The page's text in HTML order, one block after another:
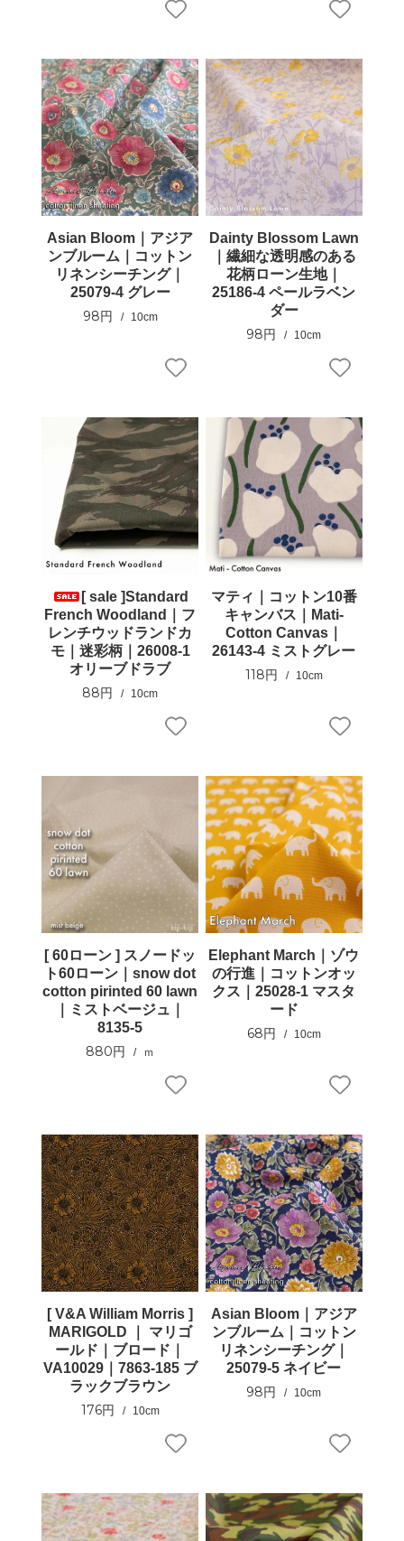
Asian Bloom｜アジア
ンブルーム｜コットン
リネンシーチング｜
25079-4 グレー
98円 10cm
Dainty Blossom Lawn
｜繊細な透明感のある
花柄ローン生地｜
25186-4 ペールラベン
ダー
98円 10cm
[ sale ]Standard
French Woodland｜フ
レンチウッドランドカ
モ｜迷彩柄｜26008-1
オリーブドラブ
88円 10cm
マティ｜コットン10番
キャンバス｜Mati-
Cotton Canvas｜
26143-4 ミストグレー
118円 10cm
[ 60ローン ] スノードッ
ト60ローン｜snow dot
cotton pirinted 60 lawn
｜ミストベージュ｜
8135-5
880円 ｍ
Elephant March｜ゾウ
の行進｜コットンオッ
クス｜25028-1 マスタ
ード
68円 10cm
[ V&A William Morris ]
MARIGOLD ｜ マリゴ
ールド｜ブロード｜
VA10029｜7863-185 ブ
ラックブラウン
176円 10cm
Asian Bloom｜アジア
ンブルーム｜コットン
リネンシーチング｜
25079-5 ネイビー
98円 10cm